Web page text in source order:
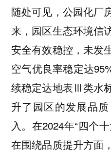
随处可见，公园化厂
来，园区生态环境信
安全有效稳控，未发
空气优良率稳定达
续稳定达地表Ⅲ类水
升了园区的发展品
入。在2024年“四个
在围绕品质提升方面